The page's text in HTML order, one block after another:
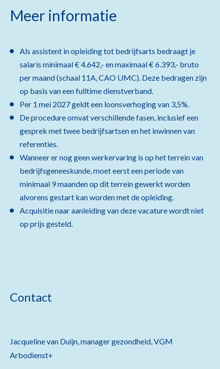
Meer informatie
Als assistent in opleiding tot bedrijfsarts bedraagt je
salaris minimaal € 4.642,- en maximaal € 6.393,- bruto
per maand (schaal 11A, CAO UMC). Deze bedragen zijn
op basis van een fulltime dienstverband.
Per 1 mei 2027 geldt een loonsverhoging van 3,5%.
De procedure omvat verschillende fasen, inclusief een
gesprek met twee bedrijfsartsen en het inwinnen van
referenties.
Wanneer er nog geen werkervaring is op het terrein van
bedrijfsgeneeskunde, moet eerst een periode van
minimaal 9 maanden op dit terrein gewerkt worden
alvorens gestart kan worden met de opleiding.
Acquisitie naar aanleiding van deze vacature wordt niet
op prijs gesteld.
Contact
Jacqueline van Duijn, manager gezondheid, VGM
Arbodienst+